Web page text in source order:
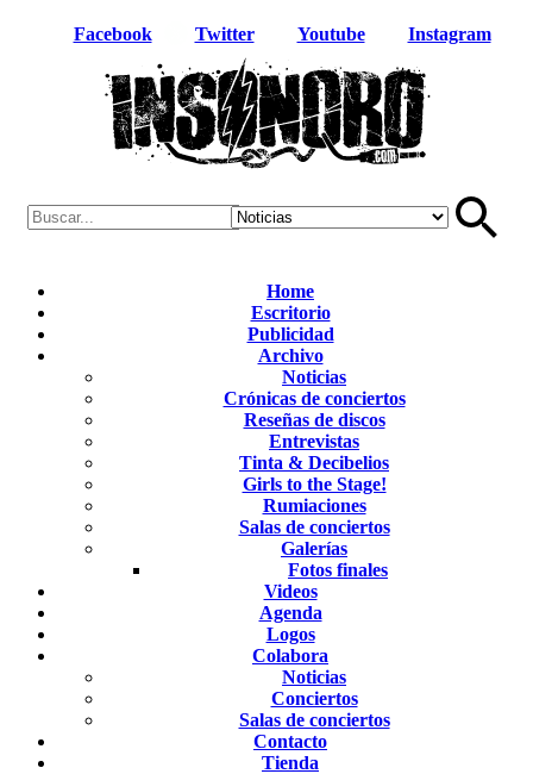
Facebook Twitter Youtube Instagram
Home
Escritorio
Publicidad
Archivo
Noticias
Crónicas de conciertos
Reseñas de discos
Entrevistas
Tinta & Decibelios
Girls to the Stage!
Rumiaciones
Salas de conciertos
Galerías
Fotos finales
Videos
Agenda
Logos
Colabora
Noticias
Conciertos
Salas de conciertos
Contacto
Tienda